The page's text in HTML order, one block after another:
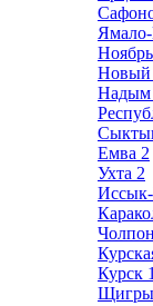
Новый
Надым
Емва 2
Ухта 2
Иссык-
Курск
Щигры